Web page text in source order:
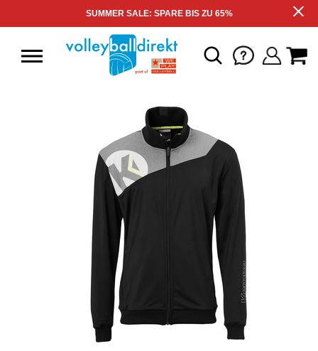
SUMMER SALE: SPARE BIS ZU 65%